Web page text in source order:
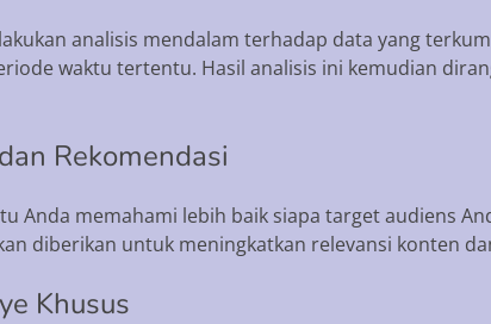
analisis mendalam terhadap data yang
waktu tertentu. Hasil analisis ini kemudian
Rekomendasi
Anda memahami lebih baik siapa target audiens
diberikan untuk meningkatkan relevansi konten
Khusus